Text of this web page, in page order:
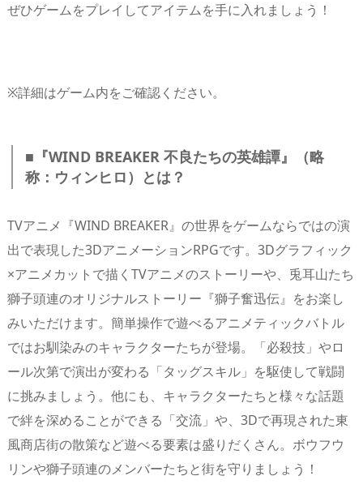
ぜひゲームをプレイしてアイテムを手に入れましょう！
※詳細はゲーム内をご確認ください。
■『WIND BREAKER 不良たちの英雄譚』（略
称：ウィンヒロ）とは？
TVアニメ『WIND BREAKER』の世界をゲームならではの演
出で表現した3DアニメーションRPGです。3Dグラフィック
×アニメカットで描くTVアニメのストーリーや、兎耳山たち
獅子頭連のオリジナルストーリー『獅子奮迅伝』をお楽し
みいただけます。簡単操作で遊べるアニメティックバトル
ではお馴染みのキャラクターたちが登場。「必殺技」やロ
ール次第で演出が変わる「タッグスキル」を駆使して戦闘
に挑みましょう。他にも、キャラクターたちと様々な話題
で絆を深めることができる「交流」や、3Dで再現された東
風商店街の散策など遊べる要素は盛りだくさん。ボウフウ
リンや獅子頭連のメンバーたちと街を守りましょう！